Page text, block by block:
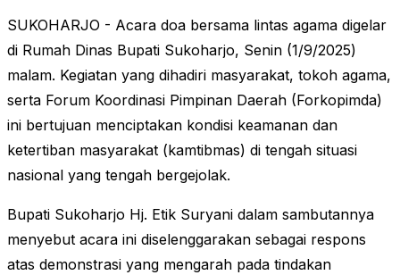
SUKOHARJO - Acara doa bersama lintas agama digelar
di Rumah Dinas Bupati Sukoharjo, Senin (1/9/2025)
malam. Kegiatan yang dihadiri masyarakat, tokoh agama,
serta Forum Koordinasi Pimpinan Daerah (Forkopimda)
ini bertujuan menciptakan kondisi keamanan dan
ketertiban masyarakat (kamtibmas) di tengah situasi
nasional yang tengah bergejolak.
Bupati Sukoharjo Hj. Etik Suryani dalam sambutannya
menyebut acara ini diselenggarakan sebagai respons
atas demonstrasi yang mengarah pada tindakan